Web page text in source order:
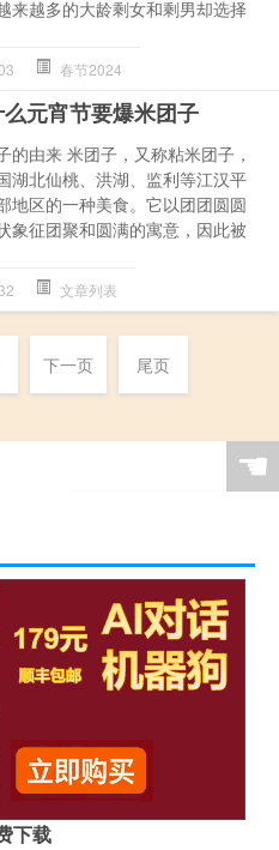
来越多的大龄剩女和剩男却选择
春节2024
元宵节要爆米团子
的由来 米团子，又称粘米团子，
湖北仙桃、洪湖、监利等江汉平
地区的一种美食。它以团团圆圆
象征团聚和圆满的寓意，因此被
文章列表
下一页 尾页
☚
下载